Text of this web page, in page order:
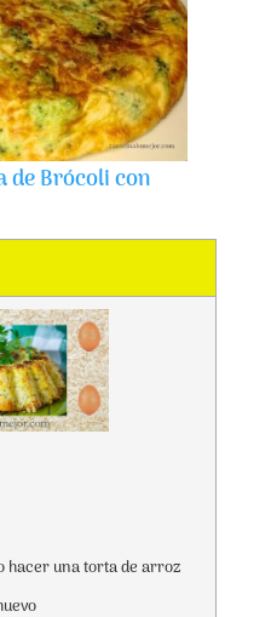
de Brócoli con
hacer una torta de arroz